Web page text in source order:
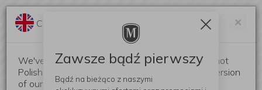
×
Change language?
We've detected that your browser language is not
Polish. Would you like to switch to the English version
of our website?
Zawsze bądź pierwszy
Bądź na bieżąco z naszymi